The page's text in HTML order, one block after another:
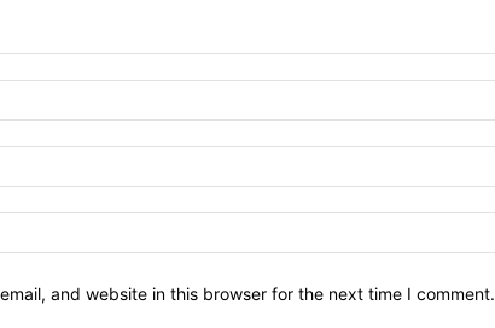
and website in this browser for the next time I comment.